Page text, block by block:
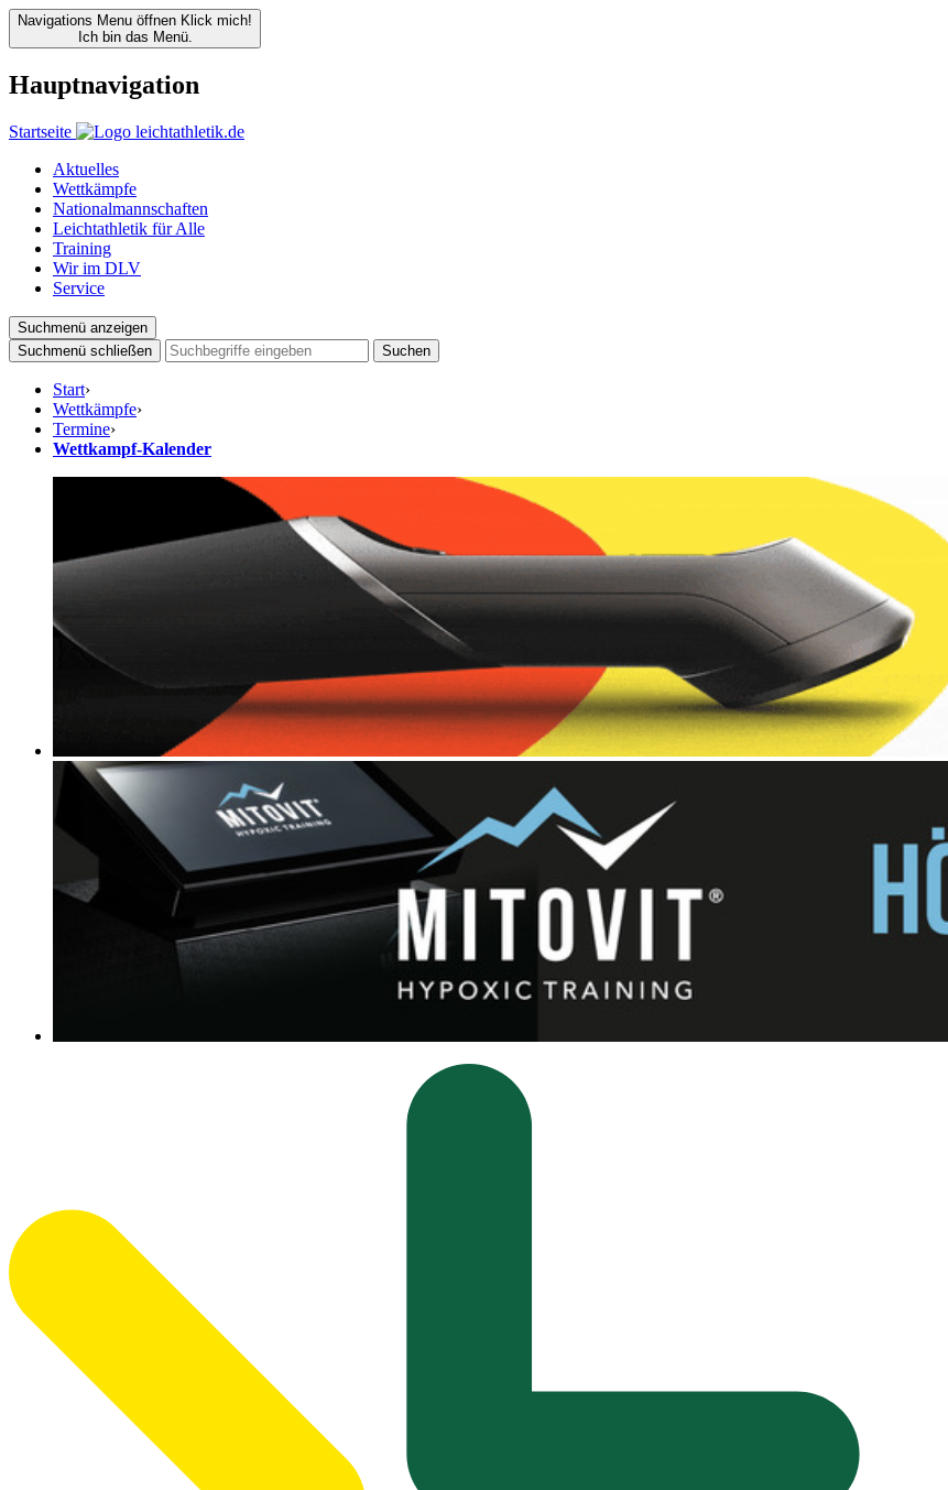
Navigations Menu öffnen Klick mich!
Ich bin das Menü.
Hauptnavigation
Startseite
Aktuelles
Wettkämpfe
Nationalmannschaften
Leichtathletik für Alle
Training
Wir im DLV
Service
Suchmenü anzeigen
Suchmenü schließen
Suchen
Start›
Wettkämpfe›
Termine›
Wettkampf-Kalender